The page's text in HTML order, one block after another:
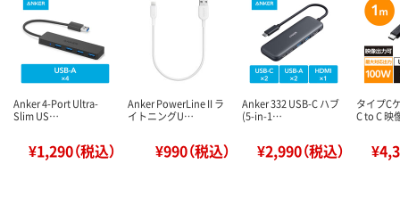
Anker 4-Port Ultra-
Slim US…
¥1,290（税込）
Anker PowerLine II ラ
イトニングU…
¥990（税込）
Anker 332 USB-C ハブ
(5-in-1…
¥2,990（税込）
タイプC
C to C